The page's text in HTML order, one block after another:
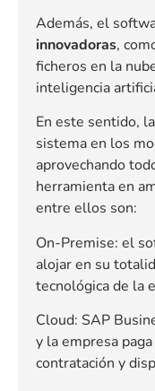
Además, el
innovadoras,
ficheros en la
inteligencia
En este sentido,
sistema en los
aprovechando
herramienta en
entre ellos son:
On-Premise: el
alojar en su
tecnológica de la
Cloud: SAP
y la empresa
contratación y